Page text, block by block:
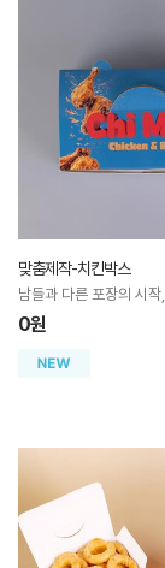
맞춤제작-치킨박스
남들과 다른 포장의 시
0원